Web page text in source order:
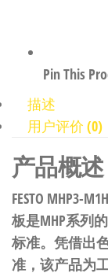
Pin This
描述
用户评价 (0)
产品概述
FESTO MHP3-
板是MHP系列
标准。凭借出
准，该产品为